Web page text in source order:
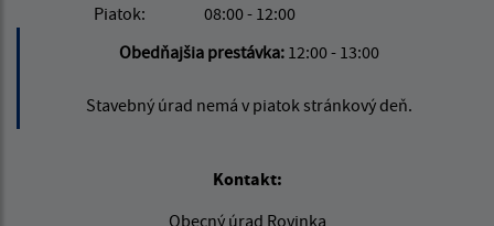
Piatok:
08:00 - 12:00
Obedňajšia prestávka: 12:00 - 13:00
Stavebný úrad nemá v piatok stránkový deň.
Kontakt:
Obecný úrad Rovinka